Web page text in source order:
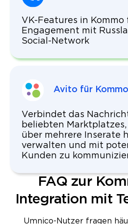
VK-Features in
Engagement mit
Social-Network
Avito für Kommo
Verbindet das
beliebten
über mehrere Inserate
verwalten und mit
Kunden zu
FAQ zur
Integration mit
Umnico-Nutzer fragen